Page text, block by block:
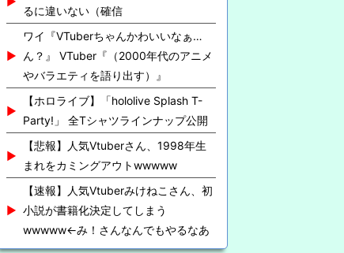
るに違いない（確信
ワイ『VTuberちゃんかわいいなぁ…
ん？』 VTuber『（2000年代のアニメ
やバラエティを語り出す）』
【ホロライブ】「hololive Splash T-
Party!」 全Tシャツラインナップ公開
【悲報】人気Vtuberさん、1998年生
まれをカミングアウトwwwww
【速報】人気Vtuberみけねこさん、初
小説が書籍化決定してしまう
wwwww←み！さんなんでもやるなあ